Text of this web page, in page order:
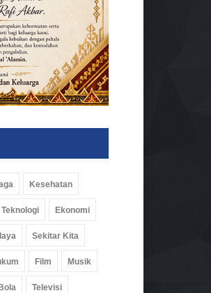
Kesehatan
Teknologi Ekonomi
Sekitar Kita
Film Musik
Televisi